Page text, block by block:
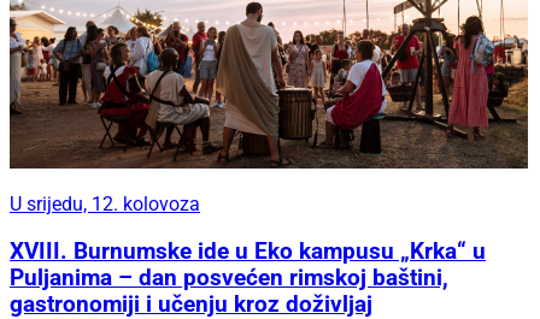
U srijedu, 12. kolovoza
XVIII. Burnumske ide u Eko kampusu „Krka“ u
Puljanima – dan posvećen rimskoj baštini,
gastronomiji i učenju kroz doživljaj